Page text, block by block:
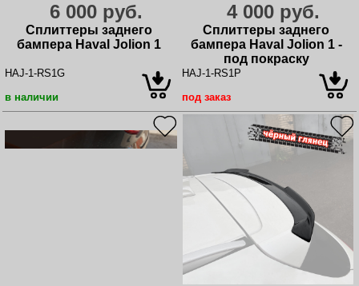
6 000 руб.
Сплиттеры заднего
бампера Haval Jolion 1
HAJ-1-RS1G
в наличии
4 000 руб.
Сплиттеры заднего
бампера Haval Jolion 1 -
под покраску
HAJ-1-RS1P
под заказ